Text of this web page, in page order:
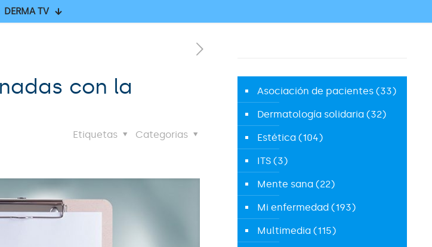
DERMA TV
con la
Categorias
Etiquetas
Asociación de pacientes (33)
Dermatología solidaria (32)
Estética (104)
ITS (3)
Mente sana (22)
Mi enfermedad (193)
Multimedia (115)